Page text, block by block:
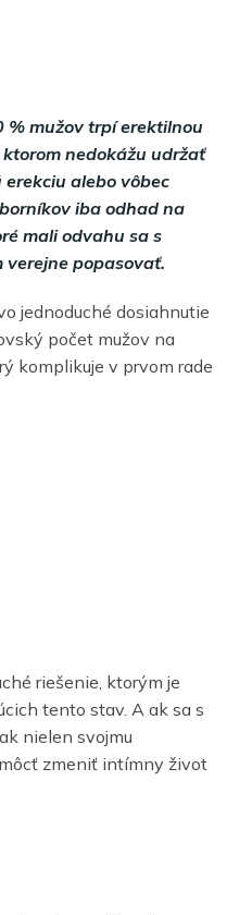
% mužov trpí erektilnou
nedokážu udržať
alebo vôbec
iba odhad na
mali odvahu sa s
verejne popasovať.
jednoduché dosiahnutie
počet mužov na
komplikuje v prvom rade
riešenie, ktorým je
tento stav. A ak sa s
nielen svojmu
zmeniť intímny život